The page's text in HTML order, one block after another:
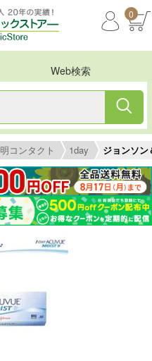
0
Web検索
コンタクト 1day ジョンソ